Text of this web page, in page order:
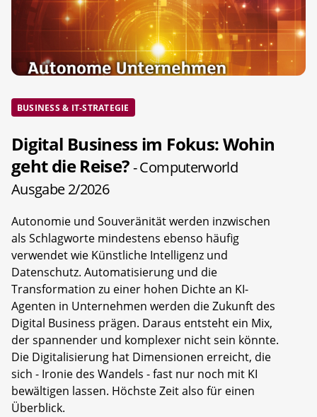
BUSINESS & IT-STRATEGIE
Digital Business im Fokus: Wohin
geht die Reise?- Computerworld
Ausgabe 2/2026
Autonomie und Souveränität werden inzwischen
als Schlagworte mindestens ebenso häufig
verwendet wie Künstliche Intelligenz und
Datenschutz. Automatisierung und die
Transformation zu einer hohen Dichte an KI-
Agenten in Unternehmen werden die Zukunft des
Digital Business prägen. Daraus entsteht ein Mix,
der spannender und komplexer nicht sein könnte.
Die Digitalisierung hat Dimensionen erreicht, die
sich - Ironie des Wandels - fast nur noch mit KI
bewältigen lassen. Höchste Zeit also für einen
Überblick.